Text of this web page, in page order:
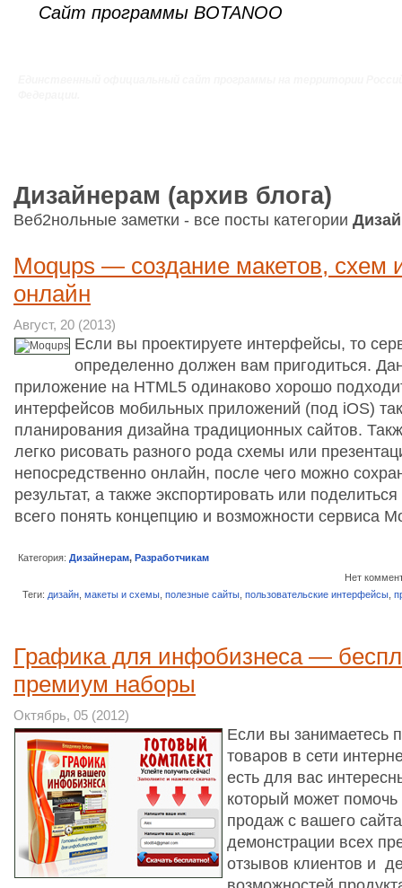
Сайт программы BOTANOO
Дизайнерам (архив блога)
Веб2нольные заметки - все посты категории
Moqups — создание макетов, схем
онлайн
Август, 20 (2013)
Если вы проектируете интерфейсы, то
определенно должен вам пригодиться.
приложение на HTML5 одинаково хорошо
интерфейсов мобильных приложений (под iOS)
планирования дизайна традиционных сайтов.
легко рисовать разного рода схемы или
непосредственно онлайн, после чего можно
результат, а также экспортировать или
всего понять концепцию и возможности сервиса
Категория: Дизайнерам, Разработчикам
Нет
Теги: дизайн макеты и схемы полезные сайты пользовательские интерфейсы
Графика для инфобизнеса —
премиум наборы
Октябрь, 05 (2012)
Если вы занимаетесь
товаров в сети
есть для вас
который может помочь
продаж с вашего
демонстрации всех
отзывов клиентов и